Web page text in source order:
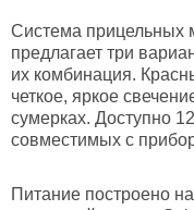
Система прицельных
предлагает три
их комбинация.
четкое, яркое
сумерках. Доступно
совместимых с
Питание построено